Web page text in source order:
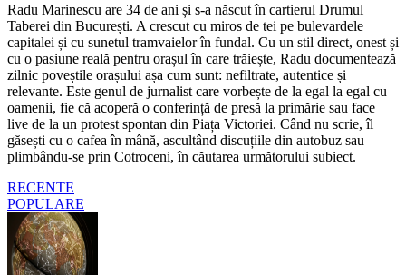
Radu Marinescu are 34 de ani și s-a născut în cartierul Drumul
Taberei din București. A crescut cu miros de tei pe bulevardele
capitalei și cu sunetul tramvaielor în fundal. Cu un stil direct, onest și
cu o pasiune reală pentru orașul în care trăiește, Radu documentează
zilnic poveștile orașului așa cum sunt: nefiltrate, autentice și
relevante. Este genul de jurnalist care vorbește de la egal la egal cu
oamenii, fie că acoperă o conferință de presă la primărie sau face
live de la un protest spontan din Piața Victoriei. Când nu scrie, îl
găsești cu o cafea în mână, ascultând discuțiile din autobuz sau
plimbându-se prin Cotroceni, în căutarea următorului subiect.
RECENTE
POPULARE